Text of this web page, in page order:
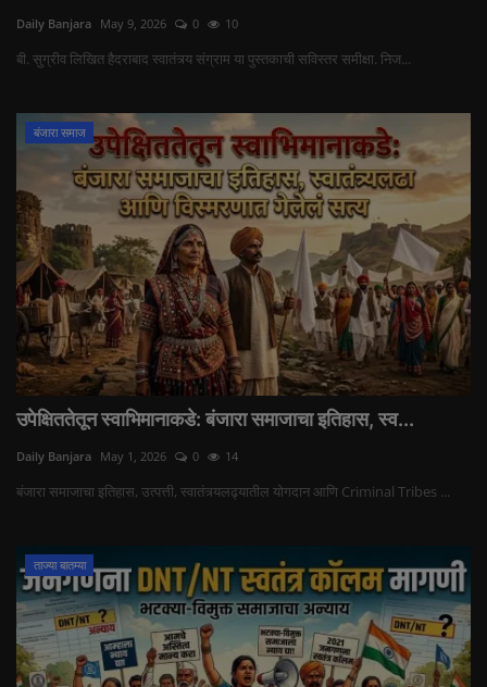
Daily Banjara May 9, 2026 0 10
बी. सुग्रीव लिखित हैदराबाद स्वातंत्र्य संग्राम या पुस्तकाची सविस्तर समीक्षा. निज...
बंजारा समाज
उपेक्षिततेतून स्वाभिमानाकडे: बंजारा समाजाचा इतिहास, स्व...
Daily Banjara May 1, 2026 0 14
बंजारा समाजाचा इतिहास, उत्पत्ती, स्वातंत्र्यलढ्यातील योगदान आणि Criminal Tribes ...
ताज्या बातम्या